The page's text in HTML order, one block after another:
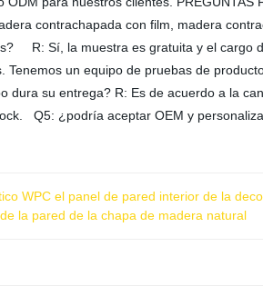
contrachapada con film, madera
R: Sí, la muestra es gratuita y el
Tenemos un equipo de pruebas de
su entrega? R: Es de acuerdo a la
Q5: ¿podría aceptar OEM y
WPC el panel de pared interior de la
la pared de la chapa de madera natural